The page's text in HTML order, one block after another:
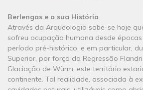
Berlengas e a sua História
Através da Arqueologia sabe-se hoje
sofreu ocupação humana desde
período pré-histórico, e em particular,
Superior, por força da Regressão
Glaciação de Würm, este território
continente. Tal realidade, associada à